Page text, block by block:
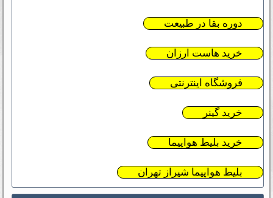
دوره بقا در طبیعت
خرید هاست ارزان
فروشگاه اینترنتی
خرید گینر
خرید بلیط هواپیما
بلیط هواپیما شیراز تهران